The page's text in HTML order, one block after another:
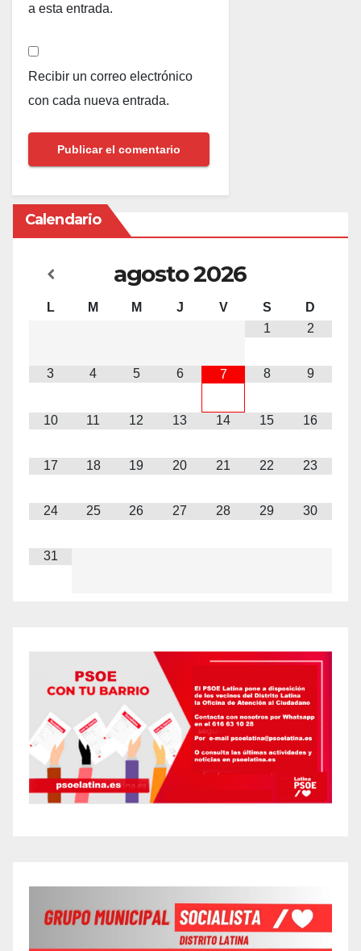
a esta entrada.
Recibir un correo electrónico
con cada nueva entrada.
Calendario
agosto2026
L M M J V S
D
1
2
3 4 5 6 7 8 9
10 11 12 13 14 15 16
17 18 19 20 21 22 23
24 25 26 27 28 29 30
31